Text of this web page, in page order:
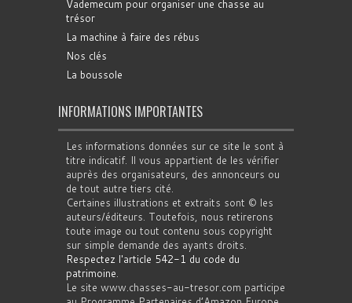
Vademecum pour organiser une chasse au
trésor
La machine à faire des rébus
Nos clés
La boussole
INFORMATIONS IMPORTANTES
Les informations données sur ce site le sont à
titre indicatif. Il vous appartient de les vérifier
auprès des organisateurs, des annonceurs ou
de tout autre tiers cité.
Certaines illustrations et extraits sont © les
auteurs/éditeurs. Toutefois, nous retirerons
toute image ou tout contenu sous copyright
sur simple demande des ayants droits.
Respectez l'article 542-1 du code du
patrimoine.
Le site www.chasses-au-tresor.com participe